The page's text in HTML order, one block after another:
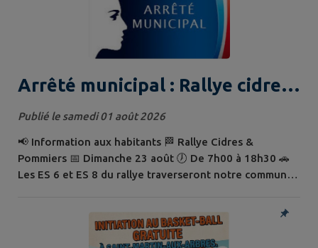
Arrêté municipal : Rallye cidres
et pommiers
Publié le samedi 01 août 2026
📢 Information aux habitants 🏁 Rallye Cidres &
Pommiers 📅 Dimanche 23 août 🕖 De 7h00 à 18h30 🚗
Les ES 6 et ES 8 du rallye traverseront notre commune.
circulation pendant toute la durée de l'épreuve. 📎 Vous
trouverez en pièce jointe : 📄 l'arrêté de fermeture des
routes ; 🗺️ le plan du parcours emprunté. 🙏 Merci de